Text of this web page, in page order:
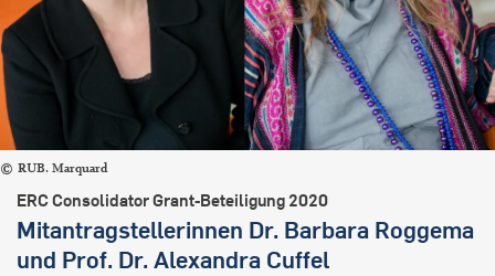
RUB. Marquard
ERC Consolidator Grant-Beteiligung 2020
Mitantragstellerinnen Dr. Barbara Roggema
und Prof. Dr. Alexandra Cuffel